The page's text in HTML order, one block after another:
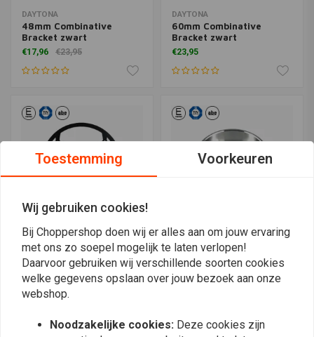
DAYTONA
48mm Combinative
Bracket zwart
€17,96 €23,95
DAYTONA
60mm Combinative
Bracket zwart
€23,95
MOTOGADGET
Motoscope Pro
Universele Montageplaat
Zwart
€39,05
MOTOGADGET
Motoscope Tiny Outer
Cup Gepolijst
Toestemming Voorkeuren
Wij gebruiken cookies!
Bij Choppershop doen wij er alles aan om jouw ervaring
met ons zo soepel mogelijk te laten verlopen!
Daarvoor gebruiken wij verschillende soorten cookies
welke gegevens opslaan over jouw bezoek aan onze
webshop.
Noodzakelijke cookies: Deze cookies zijn